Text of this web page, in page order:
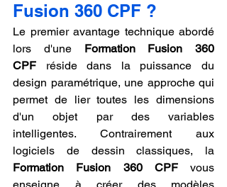
Fusion 360 CPF ?
Le premier avantage technique abordé
lors d'une Formation Fusion 360
CPF réside dans la puissance du
design paramétrique, une approche qui
permet de lier toutes les dimensions
d'un objet par des variables
intelligentes. Contrairement aux
Formation Fusion 360 CPF vous